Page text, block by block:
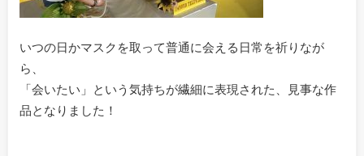
いつの日かマスクを取って普通に会える日常を祈りなが
ら、
「会いたい」という気持ちが繊細に表現された、見事な作
品となりました！